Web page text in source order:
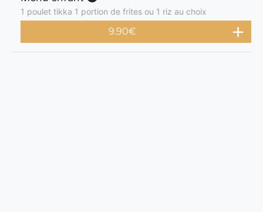
1 poulet tikka 1 portion de frites ou 1 riz au choix
9.90€